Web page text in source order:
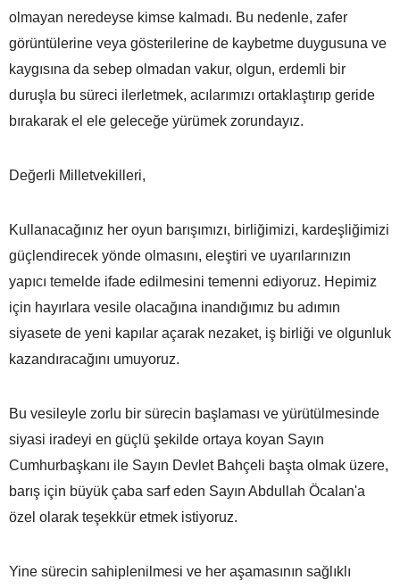
olmayan neredeyse kimse kalmadı. Bu nedenle, zafer
görüntülerine veya gösterilerine de kaybetme duygusuna ve
kaygısına da sebep olmadan vakur, olgun, erdemli bir
duruşla bu süreci ilerletmek, acılarımızı ortaklaştırıp geride
bırakarak el ele geleceğe yürümek zorundayız.
Değerli Milletvekilleri,
Kullanacağınız her oyun barışımızı, birliğimizi, kardeşliğimizi
güçlendirecek yönde olmasını, eleştiri ve uyarılarınızın
yapıcı temelde ifade edilmesini temenni ediyoruz. Hepimiz
için hayırlara vesile olacağına inandığımız bu adımın
siyasete de yeni kapılar açarak nezaket, iş birliği ve olgunluk
kazandıracağını umuyoruz.
Bu vesileyle zorlu bir sürecin başlaması ve yürütülmesinde
siyasi iradeyi en güçlü şekilde ortaya koyan Sayın
Cumhurbaşkanı ile Sayın Devlet Bahçeli başta olmak üzere,
barış için büyük çaba sarf eden Sayın Abdullah Öcalan'a
özel olarak teşekkür etmek istiyoruz.
Yine sürecin sahiplenilmesi ve her aşamasının sağlıklı